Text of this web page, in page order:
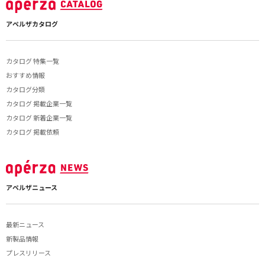
アペルザカタログ
カタログ 特集一覧
おすすめ情報
カタログ分類
カタログ 掲載企業一覧
カタログ 新着企業一覧
カタログ 掲載依頼
アペルザニュース
最新ニュース
新製品情報
プレスリリース